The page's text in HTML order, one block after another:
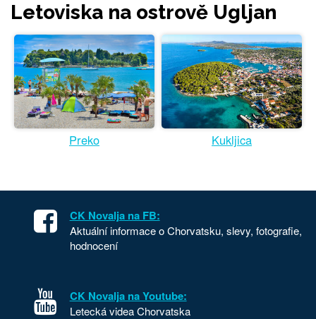
Letoviska na ostrově Ugljan
Preko Kukljica
CK Novalja na FB:
Aktuální informace o Chorvatsku, slevy, fotografie,
hodnocení
CK Novalja na Youtube:
Letecká videa Chorvatska